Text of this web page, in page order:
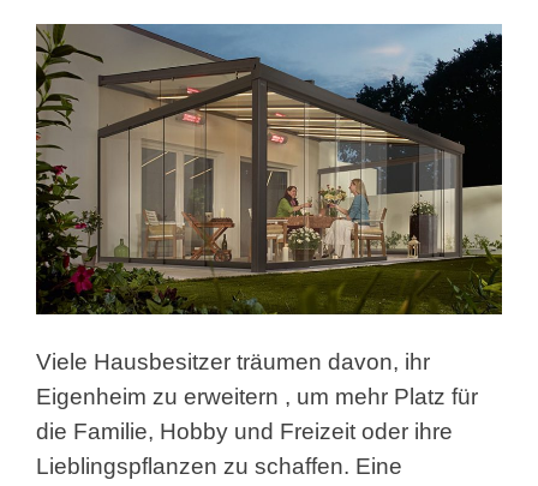
Viele Hausbesitzer träumen davon, ihr
Eigenheim zu erweitern , um mehr Platz für
die Familie, Hobby und Freizeit oder ihre
Lieblingspflanzen zu schaffen. Eine